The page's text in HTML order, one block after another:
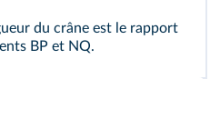
du crâne est le rapport
BP et NQ.